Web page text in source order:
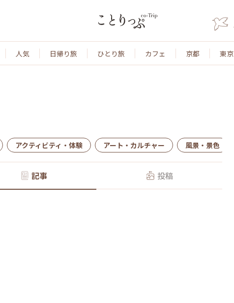
人気 日帰り旅 ひとり旅 カフェ 京都 東京
アクティビティ・体験 アート・カルチャー 風景・景色
記事 投稿